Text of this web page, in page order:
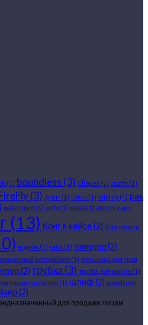
(1) boundless (3) Clipper (1) crafty(1)
(3) gpen (1) Lotus (1) mighty(1) pax
waterpipe (1) willy(1) xmax (1) аксессуары
(13) бонг в кейсе(2) бонг купить
водник (1) габа (1) гриндер(2)
вапорайзер (1) мельница для трав
(2) трубка(3) трубка для масла (1)
чистящие средства (1) шлиф(2) шлиф для
(2)
для продажи лицам